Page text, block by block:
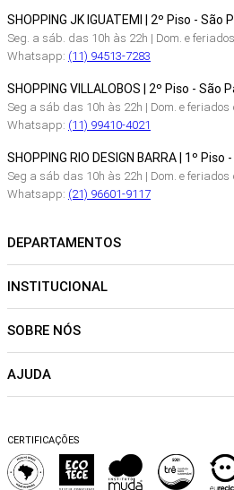
SHOPPING JK IGUATEMI | 2º Piso - São
Seg. a sáb. das 10h às 22h | Dom. e
Whatsapp: (11) 94513-7283
SHOPPING VILLALOBOS | 2º Piso - São
Seg a sáb das 10h às 22h | Dom. e
Whatsapp: (11) 99410-4021
SHOPPING RIO DESIGN BARRA | 1º
Seg a sáb das 10h às 22h | Dom. e
Whatsapp: (21) 96601-9117
DEPARTAMENTOS
NOVIDADES
CALÇADOS
SALE
INSTITUCIONAL
Sobre Nós
Sustentabilidade
Trocas e Devoluções
Perguntas Frequentes
Blog
SOBRE NÓS
Política de pagamento
AJUDA
Dicas de cuidados
Falar no WhatsApp
CERTIFICAÇÕES